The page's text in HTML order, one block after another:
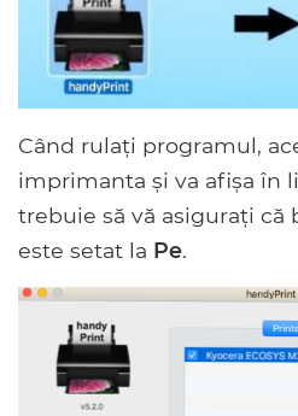
Când rulați programul,
imprimanta și va afișa în
trebuie să vă asigurați
este setat la Pe.